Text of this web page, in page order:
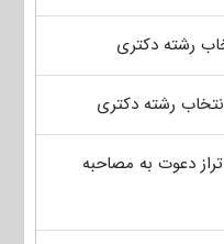
رشته دکتری
رشته دکتری
دعوت به مصاحبه